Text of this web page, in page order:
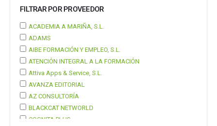
FILTRAR POR PROVEEDOR
ACADEMIA A MARIÑA, S.L.
ADAMS
AIBE FORMACIÓN Y EMPLEO, S.L.
ATENCIÓN INTEGRAL A LA FORMACIÓN
Attiva Apps & Service, S.L.
AVANZA EDITORIAL
AZ CONSULTORÍA
BLACKCAT NETWORLD
COGNITA PLUS